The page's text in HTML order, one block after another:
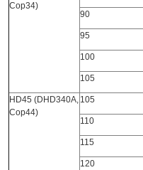
Cop34)
90
95
100
105
HD45 (DHD340A,
Cop44)
105
110
115
120